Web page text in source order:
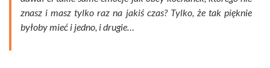
znasz i masz tylko raz na jakiś czas? Tylko, że tak pięknie
byłoby mieć i jedno, i drugie…